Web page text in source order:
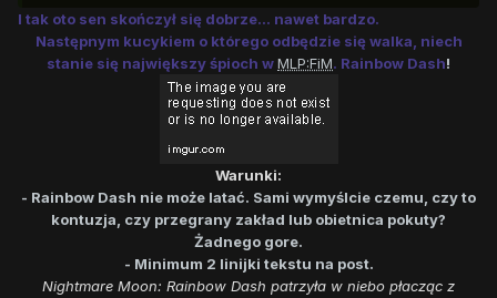
I tak oto sen skończył się dobrze... nawet bardzo.
Następnym kucykiem o którego odbędzie się walka, niech
stanie się największy śpioch wMLP:FiM. Rainbow Dash!
Warunki:
- Rainbow Dash nie może latać. Sami wymyślcie czemu, czy to
kontuzja, czy przegrany zakład lub obietnica pokuty?
Żadnego gore.
- Minimum 2 linijki tekstu na post.
Nightmare Moon: Rainbow Dash patrzyła w niebo płacząc z